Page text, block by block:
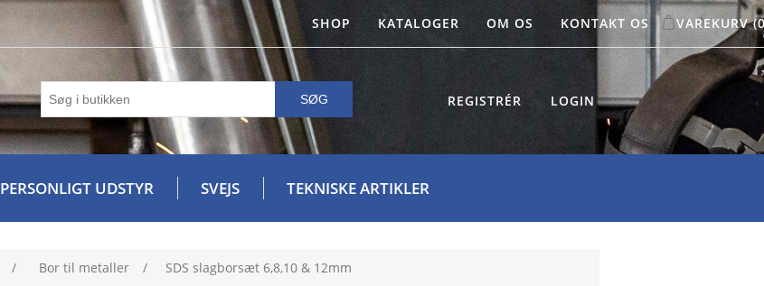
SHOP KATALOGER OM OS KONTAKT OS VAREKURV
SØG REGISTRÉR LOGIN
PERSONLIGT UDSTYR SVEJS TEKNISKE ARTIKLER
/ Bor til metaller / SDS slagborsæt 6,8,10 & 12mm